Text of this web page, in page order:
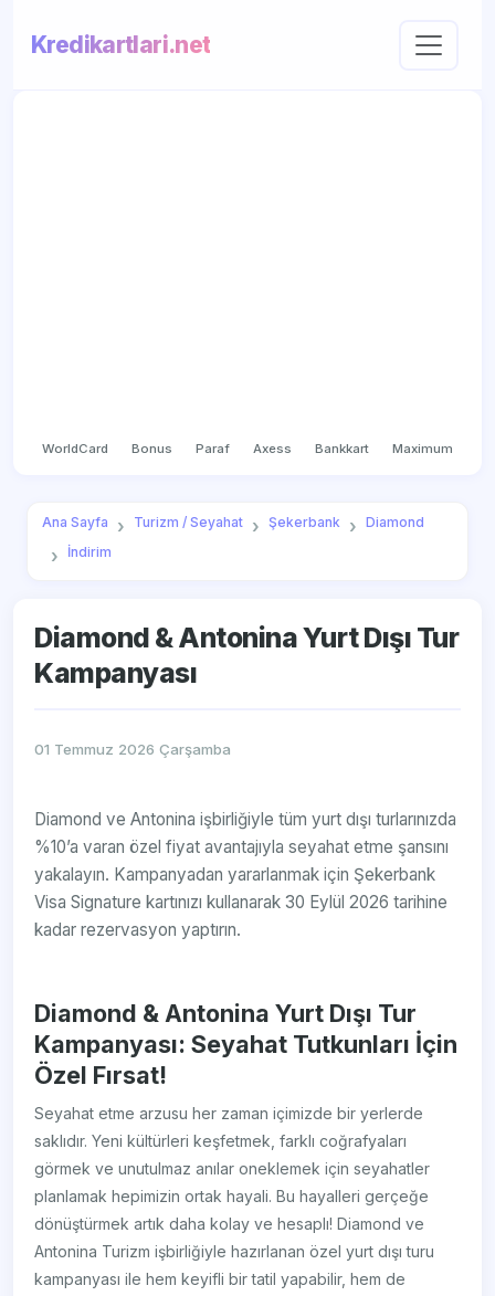
Kredikartlari.net
WorldCard Bonus Paraf Axess Bankkart Maximum
Ana Sayfa Turizm / Seyahat Şekerbank
Diamond
İndirim
Diamond & Antonina Yurt Dışı Tur
Kampanyası
01 Temmuz 2026 Çarşamba
Diamond ve Antonina işbirliğiyle tüm yurt dışı turlarınızda
%10’a varan özel fiyat avantajıyla seyahat etme şansını
yakalayın. Kampanyadan yararlanmak için Şekerbank
Visa Signature kartınızı kullanarak 30 Eylül 2026 tarihine
kadar rezervasyon yaptırın.
Diamond & Antonina Yurt Dışı Tur
Kampanyası: Seyahat Tutkunları İçin
Özel Fırsat!
Seyahat etme arzusu her zaman içimizde bir yerlerde
saklıdır. Yeni kültürleri keşfetmek, farklı coğrafyaları
görmek ve unutulmaz anılar oneklemek için seyahatler
planlamak hepimizin ortak hayali. Bu hayalleri gerçeğe
dönüştürmek artık daha kolay ve hesaplı! Diamond ve
Antonina Turizm işbirliğiyle hazırlanan özel yurt dışı turu
kampanyası ile hem keyifli bir tatil yapabilir, hem de